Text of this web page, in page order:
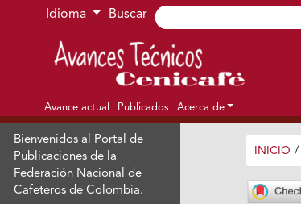
Ir al menú de navegación principal
Ir al contenido principal
Ir al pie de página del sitio
Idioma Buscar
Avance actual Publicados Acerca de
Bienvenidos al Portal de
Publicaciones de la
Federación Nacional de
Cafeteros de Colombia.
INICIO /